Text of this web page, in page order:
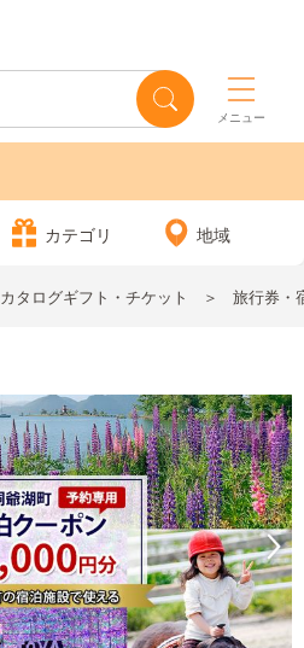
メニュー
カテゴリ 地域
カタログギフト・チケット 旅行券・